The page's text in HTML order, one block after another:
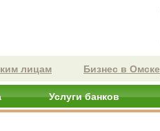
лицам Бизнес в Омске
Услуги банков